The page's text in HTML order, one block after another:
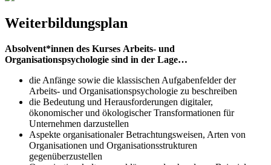
Weiterbildungsplan
Absolvent*innen des Kurses Arbeits- und
Organisationspsychologie sind in der Lage…
die Anfänge sowie die klassischen Aufgabenfelder der
Arbeits- und Organisationspsychologie zu beschreiben
die Bedeutung und Herausforderungen digitaler,
ökonomischer und ökologischer Transformationen für
Unternehmen darzustellen
Aspekte organisationaler Betrachtungsweisen, Arten von
Organisationen und Organisationsstrukturen
gegenüberzustellen